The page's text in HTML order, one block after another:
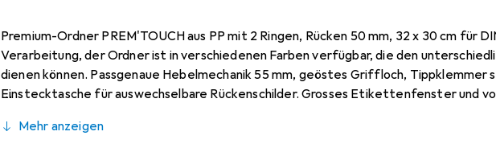
Premium-Ordner PREM'TOUCH aus PP mit 2 Ringen, Rücken 50 mm, 32 x 30 cm für
Verarbeitung, der Ordner ist in verschiedenen Farben verfügbar, die den
dienen können. Passgenaue Hebelmechanik 55 mm, geöstes Griffloch, Tippklemmer
Einstecktasche für auswechselbare Rückenschilder. Grosses Etikettenfenster und
eine höhere Lebensdauer. Die Prem' Touch Mechanik ist sehr robust und dank des
Mehr anzeigen